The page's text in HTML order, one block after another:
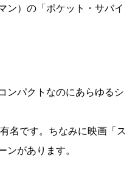
ン）の「ポケット・サバイ
ンパクトなのにあらゆるシ
名です。ちなみに映画「ス
があります。